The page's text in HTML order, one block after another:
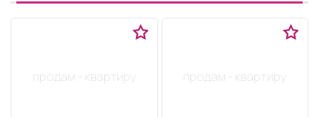
продам - квартиру продам - квартиру